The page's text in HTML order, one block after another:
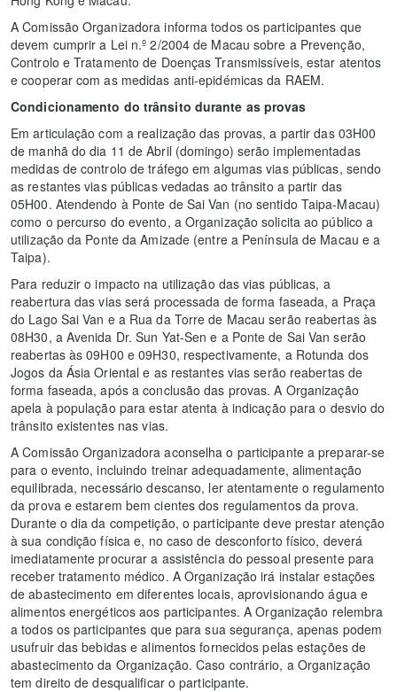
A Comissão Organizadora informa todos os participantes que
devem cumprir a Lei n.º 2/2004 de Macau sobre a Prevenção,
Controlo e Tratamento de Doenças Transmissíveis, estar atentos
e cooperar com as medidas anti-epidémicas da RAEM.
Condicionamento do trânsito durante as provas
Em articulação com a realização das provas, a partir das 03H00
de manhã do dia 11 de Abril (domingo) serão implementadas
medidas de controlo de tráfego em algumas vias públicas, sendo
as restantes vias públicas vedadas ao trânsito a partir das
05H00. Atendendo à Ponte de Sai Van (no sentido Taipa-Macau)
como o percurso do evento, a Organização solicita ao público a
utilização da Ponte da Amizade (entre a Península de Macau e a
Taipa).
Para reduzir o impacto na utilização das vias públicas, a
reabertura das vias será processada de forma faseada, a Praça
do Lago Sai Van e a Rua da Torre de Macau serão reabertas às
08H30, a Avenida Dr. Sun Yat-Sen e a Ponte de Sai Van serão
reabertas às 09H00 e 09H30, respectivamente, a Rotunda dos
Jogos da Ásia Oriental e as restantes vias serão reabertas de
forma faseada, após a conclusão das provas. A Organização
apela à população para estar atenta à indicação para o desvio do
trânsito existentes nas vias.
A Comissão Organizadora aconselha o participante a preparar-se
para o evento, incluindo treinar adequadamente, alimentação
equilibrada, necessário descanso, ler atentamente o regulamento
da prova e estarem bem cientes dos regulamentos da prova.
Durante o dia da competição, o participante deve prestar atenção
à sua condição física e, no caso de desconforto físico, deverá
imediatamente procurar a assistência do pessoal presente para
receber tratamento médico. A Organização irá instalar estações
de abastecimento em diferentes locais, aprovisionando água e
alimentos energéticos aos participantes. A Organização relembra
a todos os participantes que para sua segurança, apenas podem
usufruir das bebidas e alimentos fornecidos pelas estações de
abastecimento da Organização. Caso contrário, a Organização
tem direito de desqualificar o participante.